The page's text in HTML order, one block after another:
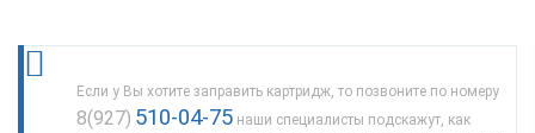
Если у Вы хотите заправить картридж, то позвоните по номеру
8(927) 510-04-75 наши специалисты подскажут, как